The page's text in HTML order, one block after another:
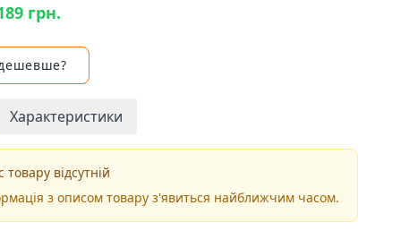
грн.
Характеристики
товару відсутній
з описом товару з'явиться найближчим часом.